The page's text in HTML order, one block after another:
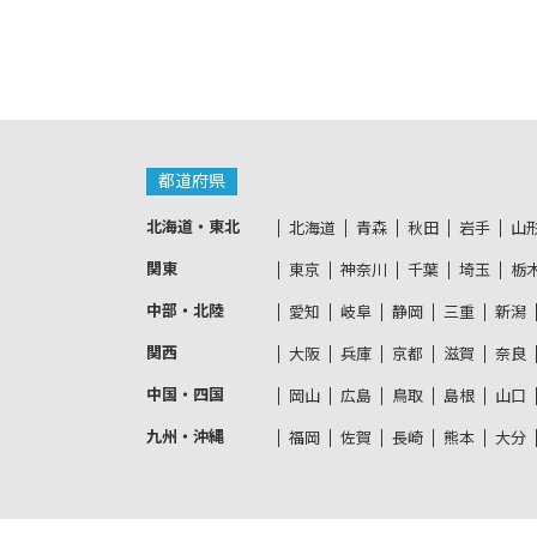
都道府県
北海道・東北 北海道 青森 秋田 岩手 山
関東 東京 神奈川 千葉 埼玉 栃
中部・北陸 愛知 岐阜 静岡 三重 新潟
関西 大阪 兵庫 京都 滋賀 奈良
中国・四国 岡山 広島 鳥取 島根 山口
九州・沖縄 福岡 佐賀 長崎 熊本 大分